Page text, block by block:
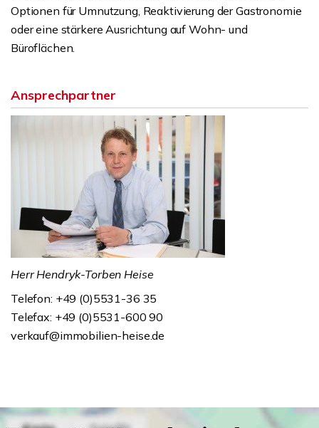
Optionen für Umnutzung, Reaktivierung der Gastronomie
oder eine stärkere Ausrichtung auf Wohn- und
Büroflächen.
Ansprechpartner
Herr Hendryk-Torben Heise
Telefon: +49 (0)5531-36 35
Telefax: +49 (0)5531-600 90
verkauf@immobilien-heise.de